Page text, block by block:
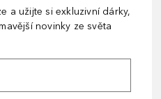
a užijte si exkluzivní dárky,
novinky ze světa